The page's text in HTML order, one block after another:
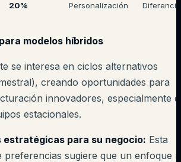
20% Personalización
modelos híbridos
se interesa en ciclos alternativos
creando oportunidades para
innovadores, especialmente
estacionales.
estratégicas para su negocio: Esta
preferencias sugiere que un enfoque